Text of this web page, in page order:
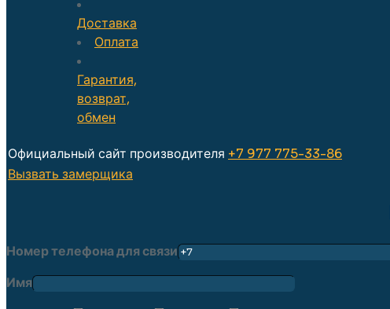
Доставка
Оплата
Гарантия,
возврат,
обмен
Официальный сайт производителя +7 977 775-33-86
Вызвать замерщика
Номер телефона для связи
Имя